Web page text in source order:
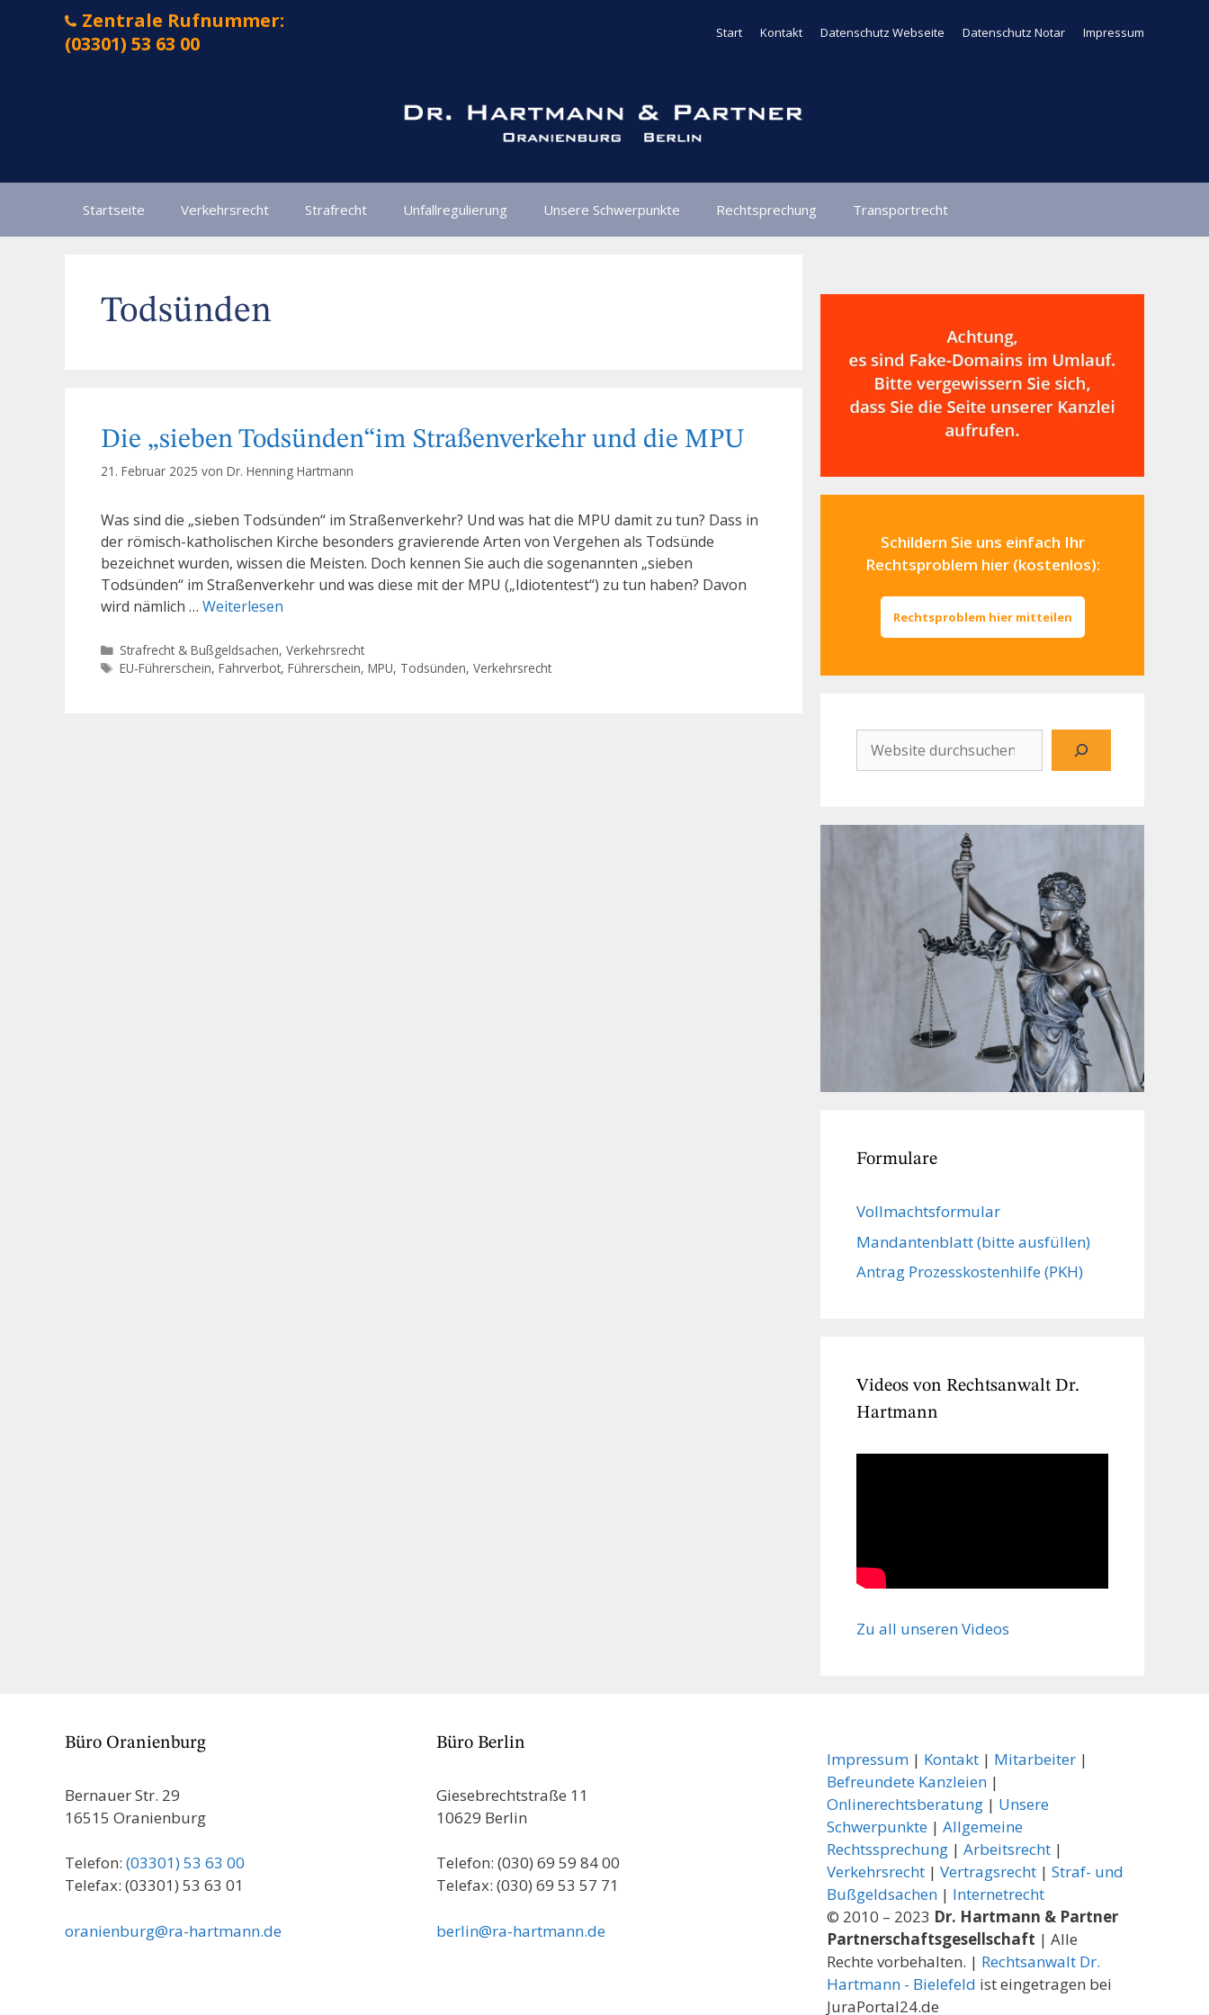
Zentrale Rufnummer:
(03301) 53 63 00
Start Kontakt Datenschutz Webseite Datenschutz Notar Impressum
Startseite Verkehrsrecht Strafrecht Unfallregulierung Unsere Schwerpunkte Rechtsprechung Transportrecht
Todsünden
Die „sieben Todsünden“im Straßenverkehr und die MPU
21. Februar 2025 von Dr. Henning Hartmann
Was sind die „sieben Todsünden“ im Straßenverkehr? Und was hat die MPU damit zu tun? Dass in
der römisch-katholischen Kirche besonders gravierende Arten von Vergehen als Todsünde
bezeichnet wurden, wissen die Meisten. Doch kennen Sie auch die sogenannten „sieben
Todsünden“ im Straßenverkehr und was diese mit der MPU („Idiotentest“) zu tun haben? Davon
wird nämlich … Weiterlesen
Kategorien
Strafrecht & Bußgeldsachen,Verkehrsrecht
Schlagwörter
EU-Führerschein,Fahrverbot,Führerschein,MPU, Todsünden,Verkehrsrecht
Schildern Sie uns einfach Ihr
Rechtsproblem hier (kostenlos):
Rechtsproblem hier mitteilen
Website
durchsuchen
Formulare
Vollmachts­formular
Mandanten­blatt (bitte ausfüllen)
Antrag Prozesskostenhilfe (PKH)
Videos von Rechtsanwalt Dr.
Hartmann
Zu all unseren Videos
Büro Oranienburg
Bernauer Str. 29
16515 Oranienburg
Telefon: (03301) 53 63 00
Telefax: (03301) 53 63 01
oranienburg@ra-hartmann.de
Büro Berlin
Giesebrechtstraße 11
10629 Berlin
Telefon: (030) 69 59 84 00
Telefax: (030) 69 53 57 71
berlin@ra-hartmann.de
Impressum| Kontakt| Mitarbeiter|
Befreundete Kanzleien|
Onlinerechtsberatung| Unsere
Schwerpunkte| Allgemeine
Rechtssprechung| Arbeitsrecht|
Verkehrsrecht| Vertragsrecht| Straf- und
Bußgeldsachen| Internetrecht
© 2010 – 2023 Dr. Hartmann & Partner
Partnerschaftsgesellschaft | Alle
Rechte vorbehalten. | Rechtsanwalt Dr.
Hartmann - Bielefeld ist eingetragen bei
JuraPortal24.de